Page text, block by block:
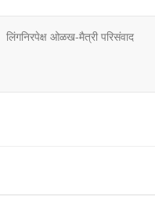
लिंगनिरपेक्ष ओळख-मैत्री परिसंवाद